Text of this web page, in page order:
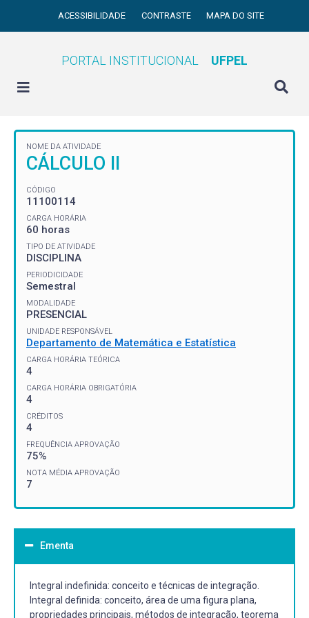
ACESSIBILIDADE CONTRASTE MAPA DO SITE
PORTAL INSTITUCIONAL UFPEL
NOME DA ATIVIDADE
CÁLCULO II
CÓDIGO
11100114
CARGA HORÁRIA
60 horas
TIPO DE ATIVIDADE
DISCIPLINA
PERIODICIDADE
Semestral
MODALIDADE
PRESENCIAL
UNIDADE RESPONSÁVEL
Departamento de Matemática e Estatística
CARGA HORÁRIA TEÓRICA
4
CARGA HORÁRIA OBRIGATÓRIA
4
CRÉDITOS
4
FREQUÊNCIA APROVAÇÃO
75%
NOTA MÉDIA APROVAÇÃO
7
Ementa
Integral indefinida: conceito e técnicas de integração.
Integral definida: conceito, área de uma figura plana,
propriedades principais, métodos de integração, teorema